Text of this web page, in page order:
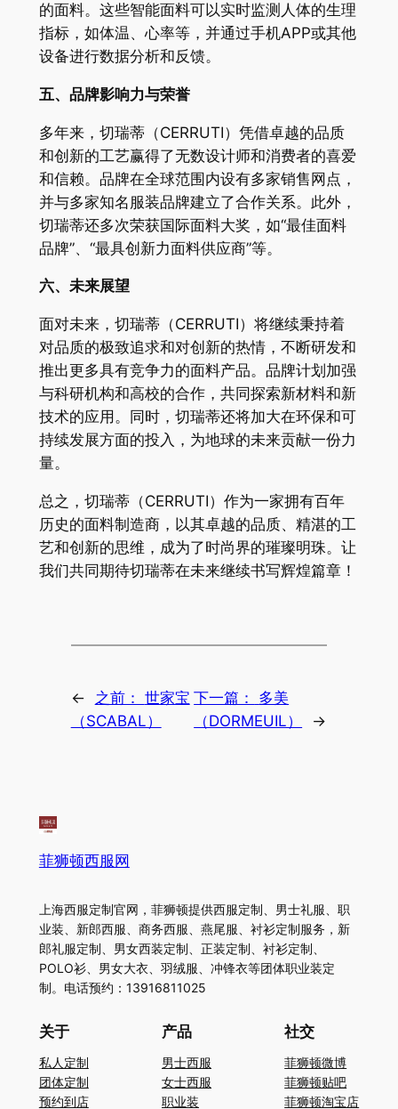
的面料。这些智能面料可以实时监测人体的生理
指标，如体温、心率等，并通过手机APP或其他
设备进行数据分析和反馈。
五、品牌影响力与荣誉
多年来，切瑞蒂（CERRUTI）凭借卓越的品质
和创新的工艺赢得了无数设计师和消费者的喜爱
和信赖。品牌在全球范围内设有多家销售网点，
并与多家知名服装品牌建立了合作关系。此外，
切瑞蒂还多次荣获国际面料大奖，如“最佳面料
品牌”、“最具创新力面料供应商”等。
六、未来展望
面对未来，切瑞蒂（CERRUTI）将继续秉持着
对品质的极致追求和对创新的热情，不断研发和
推出更多具有竞争力的面料产品。品牌计划加强
与科研机构和高校的合作，共同探索新材料和新
技术的应用。同时，切瑞蒂还将加大在环保和可
持续发展方面的投入，为地球的未来贡献一份力
量。
总之，切瑞蒂（CERRUTI）作为一家拥有百年
历史的面料制造商，以其卓越的品质、精湛的工
艺和创新的思维，成为了时尚界的璀璨明珠。让
我们共同期待切瑞蒂在未来继续书写辉煌篇章！
← 之前： 世家宝
（SCABAL）
下一篇：
多美
（DORMEUIL）
→
菲狮顿西服网
上海西服定制官网，菲狮顿提供西服定制、男士礼服、职
业装、新郎西服、商务西服、燕尾服、衬衫定制服务，新
郎礼服定制、男女西装定制、正装定制、衬衫定制、
POLO衫、男女大衣、羽绒服、冲锋衣等团体职业装定
制。电话预约：13916811025
关于
私人定制
团体定制
预约到店
产品
男士西服
女士西服
职业装
社交
菲狮顿微博
菲狮顿贴吧
菲狮顿淘宝店